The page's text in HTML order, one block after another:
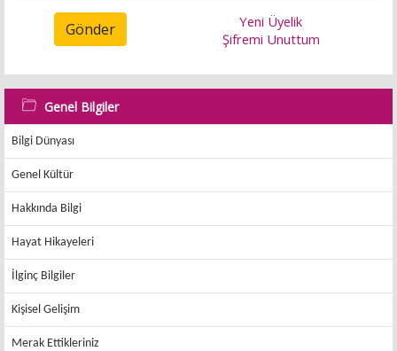
Gönder
Yeni Üyelik
Şifremi Unuttum
Genel Bilgiler
Bilgi Dünyası
Genel Kültür
Hakkında Bilgi
Hayat Hikayeleri
İlginç Bilgiler
Kişisel Gelişim
Merak Ettikleriniz